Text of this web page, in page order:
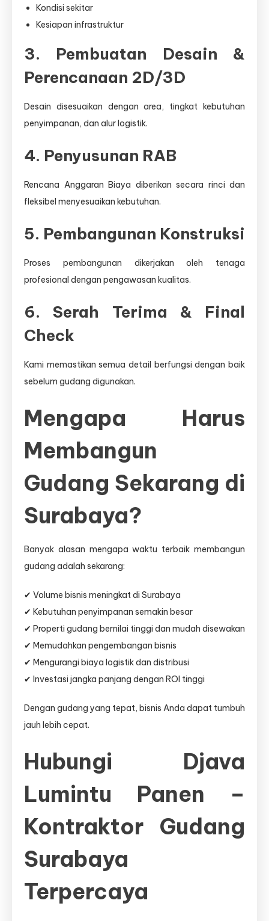
Kondisi sekitar
Kesiapan infrastruktur
3. Pembuatan Desain &
Perencanaan 2D/3D
Desain disesuaikan dengan area, tingkat kebutuhan
penyimpanan, dan alur logistik.
4. Penyusunan RAB
Rencana Anggaran Biaya diberikan secara rinci dan
fleksibel menyesuaikan kebutuhan.
5. Pembangunan Konstruksi
Proses pembangunan dikerjakan oleh tenaga
profesional dengan pengawasan kualitas.
6. Serah Terima & Final
Check
Kami memastikan semua detail berfungsi dengan baik
sebelum gudang digunakan.
Mengapa Harus
Membangun
Gudang Sekarang di
Surabaya?
Banyak alasan mengapa waktu terbaik membangun
gudang adalah sekarang:
✔ Volume bisnis meningkat di Surabaya
✔ Kebutuhan penyimpanan semakin besar
✔ Properti gudang bernilai tinggi dan mudah disewakan
✔ Memudahkan pengembangan bisnis
✔ Mengurangi biaya logistik dan distribusi
✔ Investasi jangka panjang dengan ROI tinggi
Dengan gudang yang tepat, bisnis Anda dapat tumbuh
jauh lebih cepat.
Hubungi Djava
Lumintu Panen –
Kontraktor Gudang
Surabaya
Terpercaya